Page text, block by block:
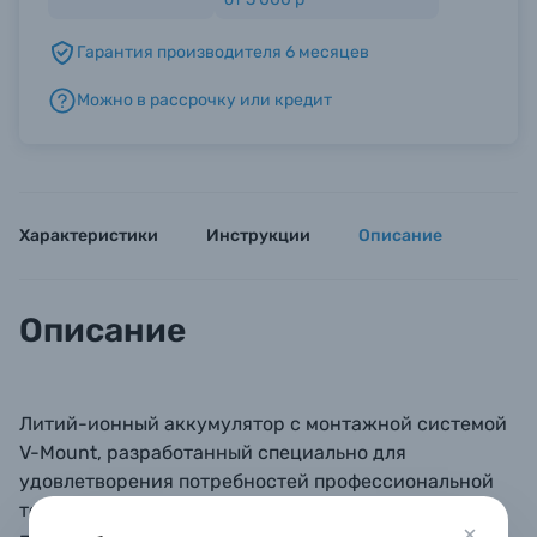
Б/У фототехника (Комиссионные товары)
Гарантия производителя 6 месяцев
Можно в рассрочку или кредит
Характеристики Инструкции Описание
Описание
Литий-ионный аккумулятор с монтажной системой
V-Mount, разработанный специально для
удовлетворения потребностей профессиональной
техники. Изготовленный с использованием